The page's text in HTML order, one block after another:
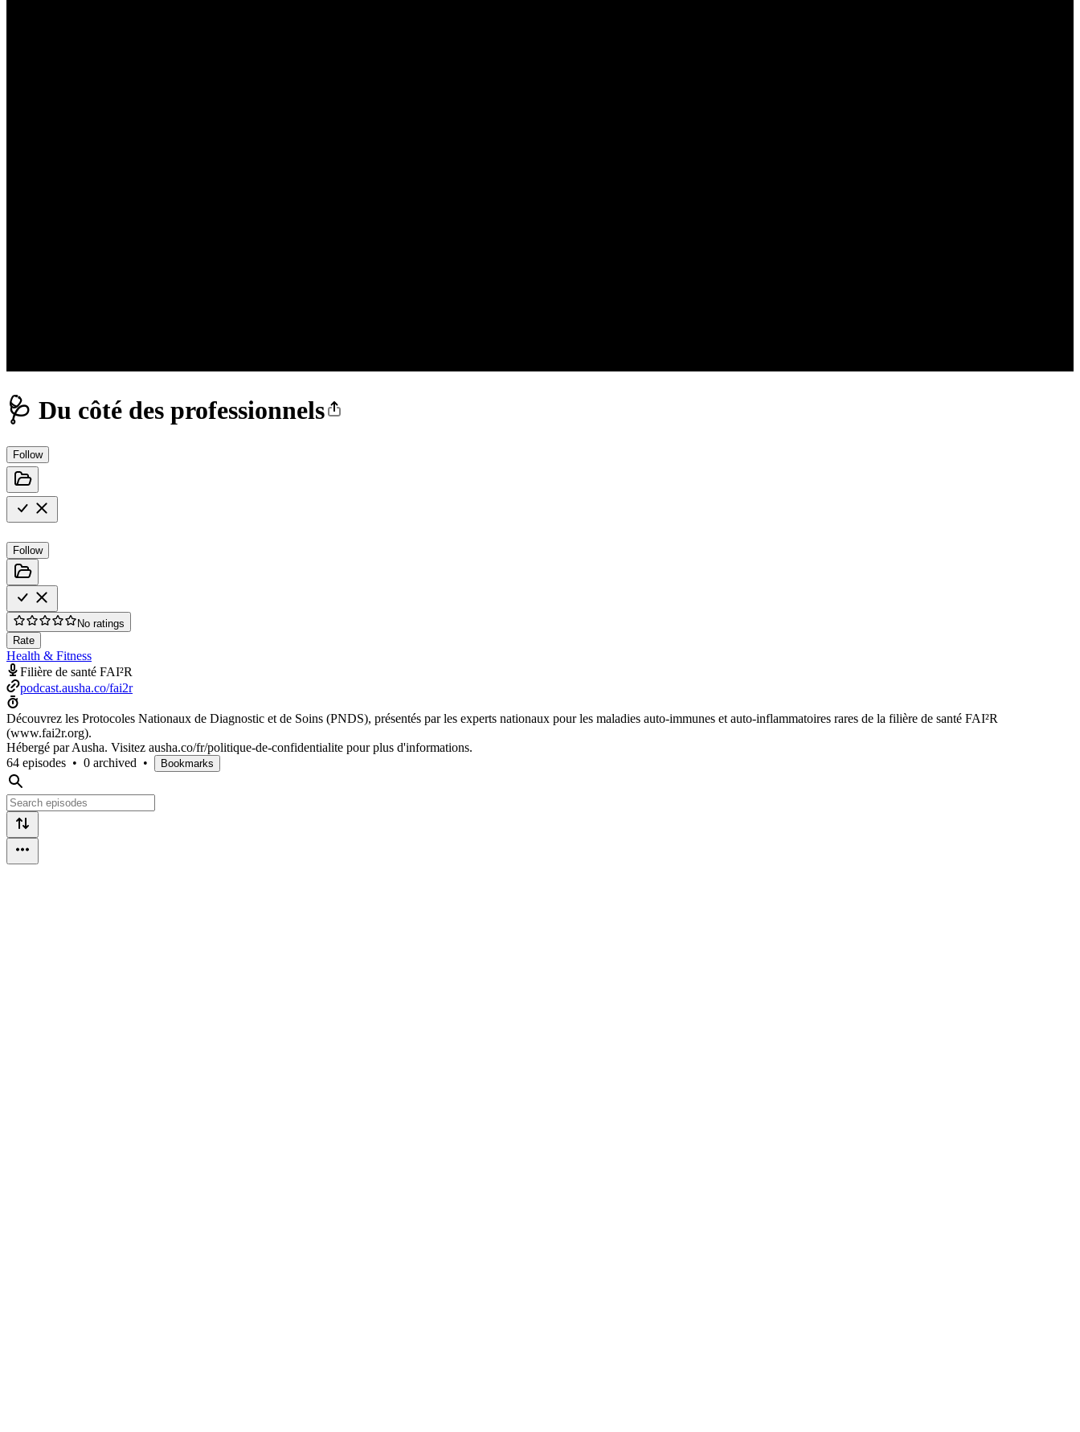
🩺 Du côté des professionnels
Follow
Follow
No ratings
Rate
Health & Fitness
Filière de santé FAI²R
podcast.ausha.co/fai2r
Découvrez les Protocoles Nationaux de Diagnostic et de Soins (PNDS), présentés par les experts nationaux pour les maladies auto-immunes et auto-inflammatoires rares de la filière de santé FAI²R
(www.fai2r.org).
Hébergé par Ausha. Visitez ausha.co/fr/politique-de-confidentialite pour plus d'informations.
64 episodes • 0 archived • Bookmarks